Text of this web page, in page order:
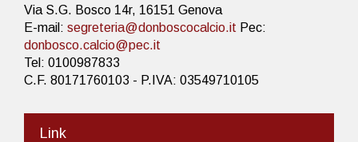
Via S.G. Bosco 14r, 16151 Genova
E-mail: segreteria@donboscocalcio.it Pec:
donbosco.calcio@pec.it
Tel: 0100987833
C.F. 80171760103 - P.IVA: 03549710105
Link